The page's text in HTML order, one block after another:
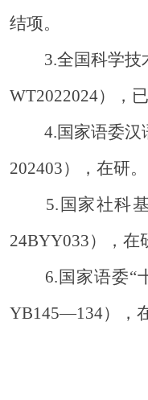
结项。
3.全国科学技术
WT2022024），已
4.国家语委汉语
202403），在研。
5.国家社科基
24BYY033），在
6.国家语委“十
YB145—134），